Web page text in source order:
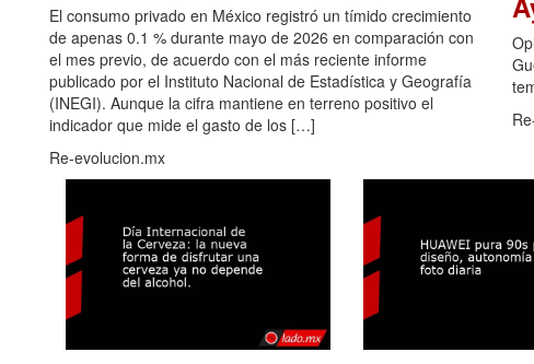
El consumo privado en México registró un tímido crecimiento
de apenas 0.1 % durante mayo de 2026 en comparación con
el mes previo, de acuerdo con el más reciente informe
publicado por el Instituto Nacional de Estadística y Geografía
(INEGI). Aunque la cifra mantiene en terreno positivo el
indicador que mide el gasto de los […]
Re-evolucion.mx